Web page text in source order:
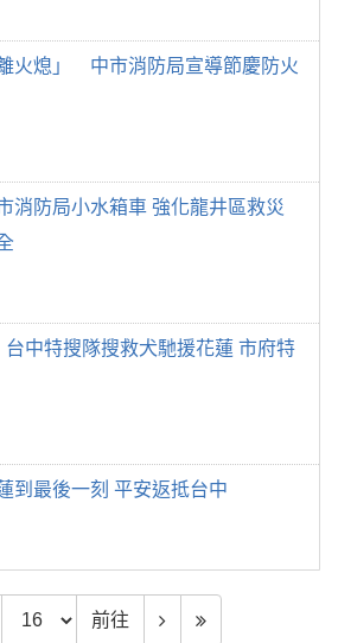
火熄」 中市消防局宣導節慶防火
消防局小水箱車 強化龍井區救災
中特搜隊搜救犬馳援花蓮 市府特
到最後一刻 平安返抵台中
前往頁數 前往